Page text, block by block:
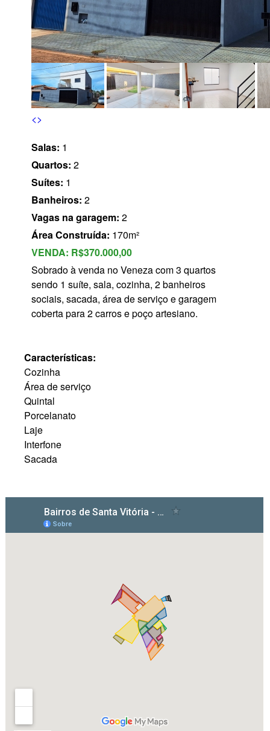
<>
Salas: 1
Quartos: 2
Suítes: 1
Banheiros: 2
Vagas na garagem: 2
Área Construída: 170m²
VENDA: R$370.000,00
Sobrado à venda no Veneza com 3 quartos
sendo 1 suíte, sala, cozinha, 2 banheiros
sociais, sacada, área de serviço e garagem
coberta para 2 carros e poço artesiano.
Características:
Cozinha
Área de serviço
Quintal
Porcelanato
Laje
Interfone
Sacada